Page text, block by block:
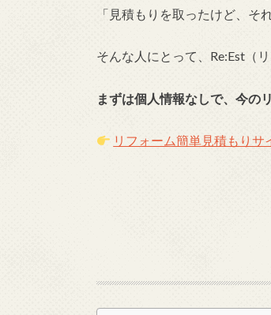
「見積もりを取ったけど、そ
そんな人にとって、Re:Est（
まずは個人情報なしで、今の
リフォーム簡単見積もりサ